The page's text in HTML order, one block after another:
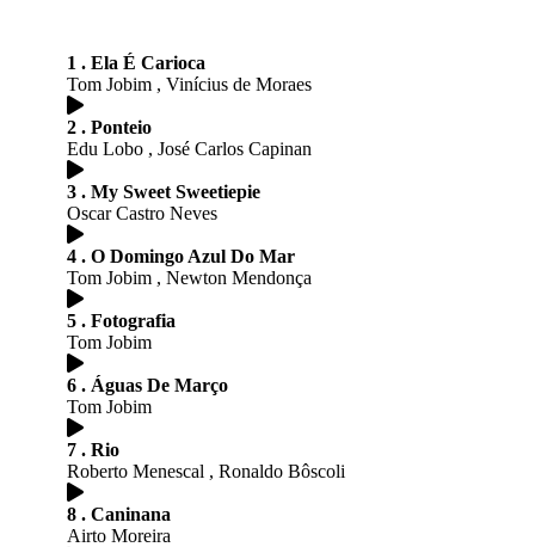
1 . Ela É Carioca
Tom Jobim , Vinícius de Moraes
2 . Ponteio
Edu Lobo , José Carlos Capinan
3 . My Sweet Sweetiepie
Oscar Castro Neves
4 . O Domingo Azul Do Mar
Tom Jobim , Newton Mendonça
5 . Fotografia
Tom Jobim
6 . Águas De Março
Tom Jobim
7 . Rio
Roberto Menescal , Ronaldo Bôscoli
8 . Caninana
Airto Moreira